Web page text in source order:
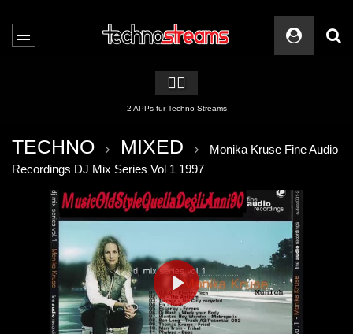
🏳️‍🌈
2 APPs für Techno Streams
TECHNO MIXED
Monika Kruse Fine Audio
Recordings DJ Mix Series Vol 1 1997
PLAY